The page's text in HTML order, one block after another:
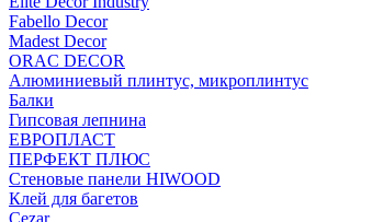
Fabello Decor
Madest Decor
ORAC DECOR
Алюминиевый плинтус, микроплинтус
Балки
Гипсовая лепнина
ЕВРОПЛАСТ
ПЕРФЕКТ ПЛЮС
Стеновые панели HIWOOD
Клей для багетов
Cezar